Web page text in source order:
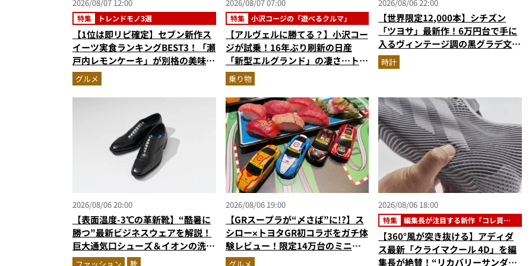
2026/08/07 12:00
特集 トレンドモノ3選
【1位は即リピ確定】セブン新作ス
イーツ実食ランキングBEST3！「瀬
戸内レモンケーキ」が別格の美味
さ…ショコラシフォンから塩バニラ
プリンまで本気レビュー
グルメ
2026/08/07 07:00
特集 小沢コージの「遊べるクルマ」
【アルヴェルに勝てる？】小沢コー
ジが試乗！16年ぶり刷新の日産
「新型エルグランド」の凄さ…トル
ク500Nm超の第3世代e-POWER＆
和の格調高きデザインを徹底チェッ
ク
乗り物
2026/08/06 22:00
【世界限定12,000本】シチズン
「ツヨサ」最新作！6万円台で手に
入るヴィンテージ調の黒グラデ文字
盤が男心をくすぐる
時計
2026/08/06 20:00
【表面温度-3℃の革新靴】“酷暑に
勝つ”最新ビジネスウェアを解説！
巨大通気口シューズ＆イオンの洗え
る1万円台セットアップほか
2026/08/06 19:00
【GRスープラが“〆さば”に!?】ス
シロー×トヨタGR初コラボをガチ体
験レビュー！限定14万台のミニカ
ー＆体験型演出に大人も子供も大興
2026/08/06 18:00
特集
編集長が注目する新作「コレ買い
です」
【360°風が突き抜ける】アディダ
ス最新「クライマクール 4D」を編
集長が絶賛！“リカバリーサンダル